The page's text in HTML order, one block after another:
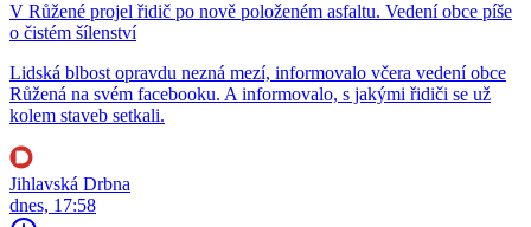
V Růžené projel řidič po nově položeném asfaltu. Vedení obce píše
o čistém šílenství
Lidská blbost opravdu nezná mezí, informovalo včera vedení obce
Růžená na svém facebooku. A informovalo, s jakými řidiči se už
kolem staveb setkali.
Jihlavská Drbna
dnes, 17:58